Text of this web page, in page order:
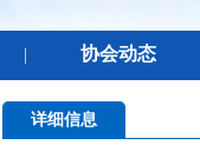
协会动态
详细信息